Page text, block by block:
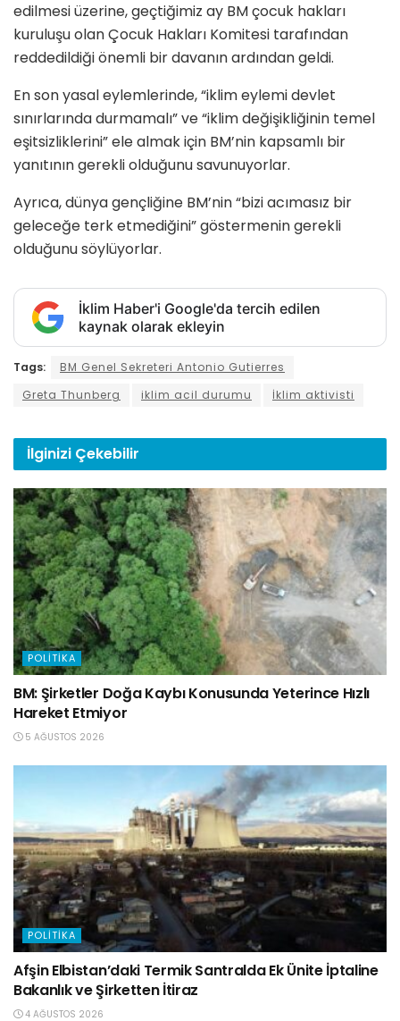
edilmesi üzerine, geçtiğimiz ay BM çocuk hakları
kuruluşu olan Çocuk Hakları Komitesi tarafından
reddedildiği önemli bir davanın ardından geldi.
En son yasal eylemlerinde, “iklim eylemi devlet
sınırlarında durmamalı” ve “iklim değişikliğinin temel
eşitsizliklerini” ele almak için BM’nin kapsamlı bir
yanıtının gerekli olduğunu savunuyorlar.
Ayrıca, dünya gençliğine BM’nin “bizi acımasız bir
geleceğe terk etmediğini” göstermenin gerekli
olduğunu söylüyorlar.
İklim Haber'i Google'da tercih edilen
kaynak olarak ekleyin
Tags:
BM Genel Sekreteri Antonio Gutierres
Greta Thunberg
iklim acil durumu İklim aktivisti
İlginizi Çekebilir
POLITIKA
BM: Şirketler Doğa Kaybı Konusunda Yeterince Hızlı
Hareket Etmiyor
5 AĞUSTOS 2026
POLITIKA
Afşin Elbistan’daki Termik Santralda Ek Ünite İptaline
Bakanlık ve Şirketten İtiraz
4 AĞUSTOS 2026